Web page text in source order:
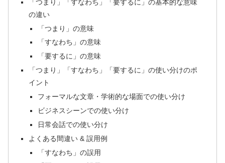
「つまり」「すなわち」「要するに」の基本的な意味
の違い
「つまり」の意味
「すなわち」の意味
「要するに」の意味
「つまり」「すなわち」「要するに」の使い分けのポ
イント
フォーマルな文章・学術的な場面での使い分け
ビジネスシーンでの使い分け
日常会話での使い分け
よくある間違い & 誤用例
「すなわち」の誤用